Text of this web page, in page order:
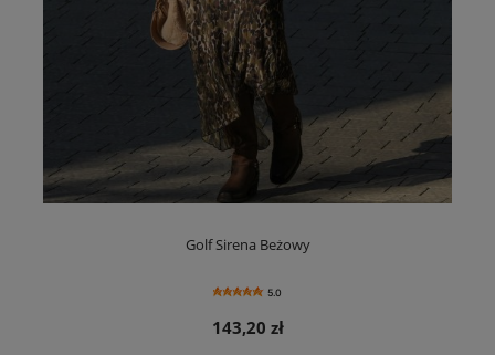
Golf Sirena Beżowy
5.0
143,20 zł